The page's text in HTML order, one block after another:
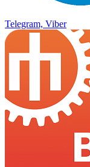
Telegram, Viber